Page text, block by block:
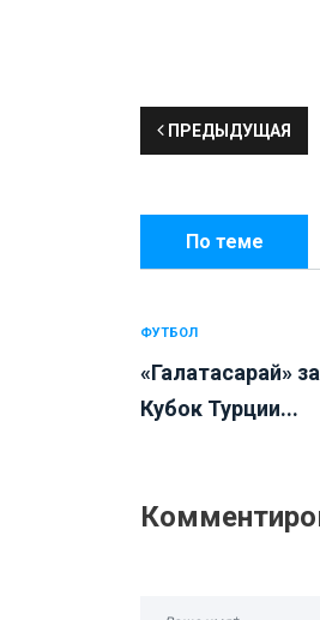
ПРЕДЫДУЩАЯ
По теме
ФУТБОЛ
«Галатасарай»
Кубок Турции...